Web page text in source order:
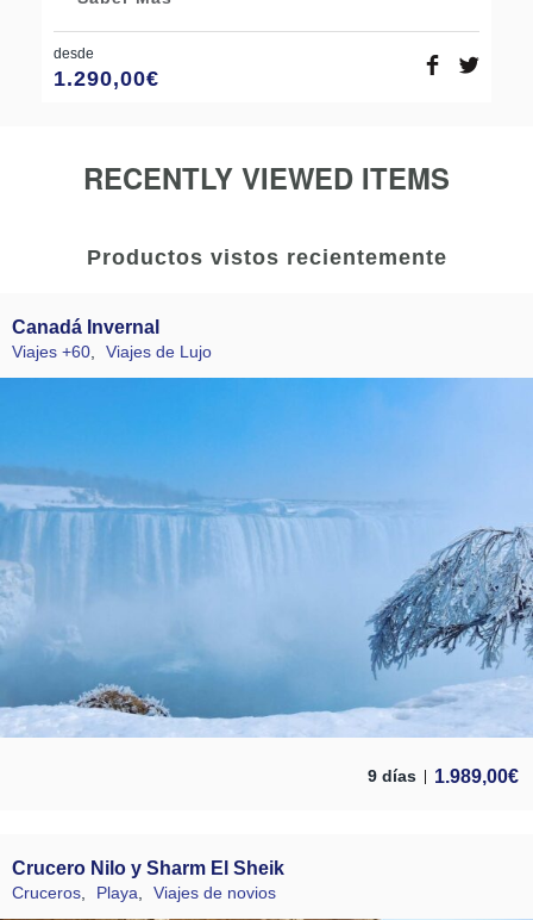
desde
1.290,00€
RECENTLY VIEWED ITEMS
Productos vistos recientemente
Canadá Invernal
Viajes +60 Viajes de Lujo
9 días 1.989,00€
Crucero Nilo y Sharm El Sheik
Cruceros, Playa, Viajes de novios